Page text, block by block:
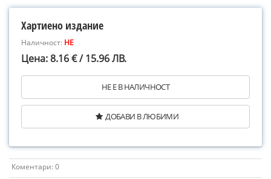
Хартиено издание
Наличност: НЕ
Цена: 8.16 € / 15.96 ЛВ.
НЕ Е В НАЛИЧНОСТ
ДОБАВИ В ЛЮБИМИ
Коментари: 0